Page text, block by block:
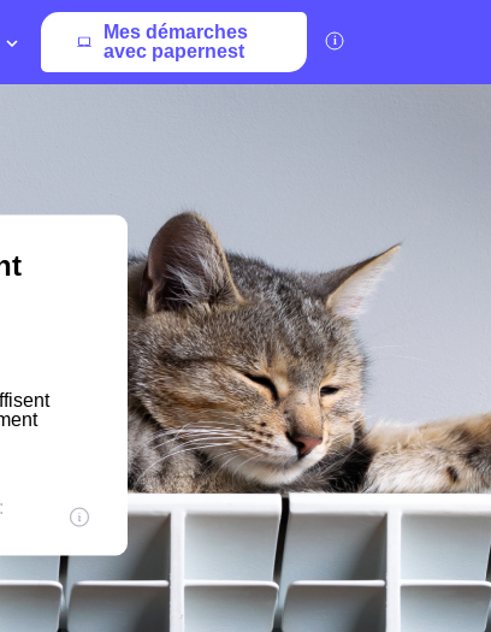
Mes démarches
avec papernest